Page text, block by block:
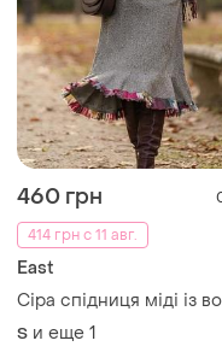
460 грн
414 грн с 11 авг.
East
Сіра спідниця міді із
S и еще 1